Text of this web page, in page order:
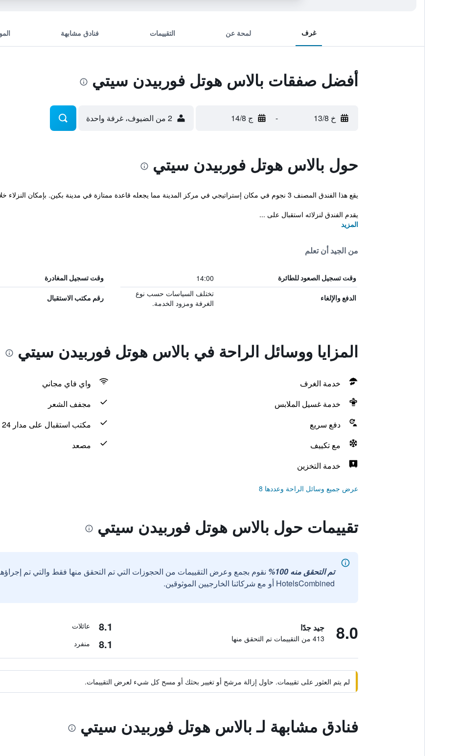
غرف لمحة عن التقييمات فنادق مشابهة
أفضل صفقات بالاس هوتل فوربيدن سيتي
خ 13/8 - ج 14/8 2 من الضيوف، غرفة واحدة
حول بالاس هوتل فوربيدن سيتي
يقع هذا الفندق المصنف 3 نجوم في مكان إستراتيجي في مركز المدينة مما يجعله قاعدة ممتازة في مدينة بكين. بإمكان النزلاء خلال إقامتهم الاستفادة من الواي فاي المجاني.
يقدم الفندق لنزلائه استقبال على ...
المزيد
من الجيد أن تعلم
وقت تسجيل الصعود للطائرة 14:00 وقت تسجيل المغادرة
الدفع والإلغاء
تختلف السياسات حسب نوع
الغرفة ومزود الخدمة.
رقم مكتب الاستقبال
المزايا ووسائل الراحة في بالاس هوتل فوربيدن سيتي
خدمة الغرف
واي فاي مجاني
خدمة غسيل الملابس
مجفف الشعر
دفع سريع
مكتب استقبال على مدار 24 ساعة
مع تكييف
مصعد
خدمة التخزين
عرض جميع وسائل الراحة وعددها 8
تقييمات حول بالاس هوتل فوربيدن سيتي
تم التحقق منه 100%
نقوم بجمع وعرض التقييمات من الحجوزات التي تم التحقق منها فقط والتي تم
HotelsCombined أو مع شركائنا الخارجيين الموثوقين.
8.0 جيد جدًا
413 من التقييمات تم التحقق منها
8.1 عائلات
8.1 منفرد
لم يتم العثور على تقييمات. حاول إزالة مرشح أو تغيير بحثك أو مسح كل شيء لعرض التقييمات.
فنادق مشابهة لـ بالاس هوتل فوربيدن سيتي